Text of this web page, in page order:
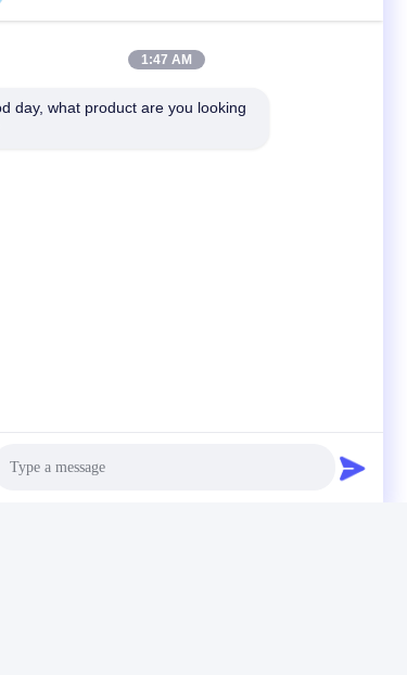
1:47 AM
day, what product are you looking